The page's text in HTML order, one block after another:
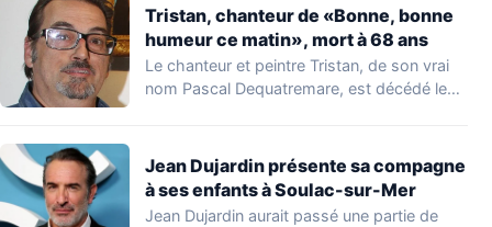
Tristan, chanteur de «Bonne, bonne
humeur ce matin», mort à 68 ans
Le chanteur et peintre Tristan, de son vrai
nom Pascal Dequatremare, est décédé le…
Jean Dujardin présente sa compagne
à ses enfants à Soulac-sur-Mer
Jean Dujardin aurait passé une partie de